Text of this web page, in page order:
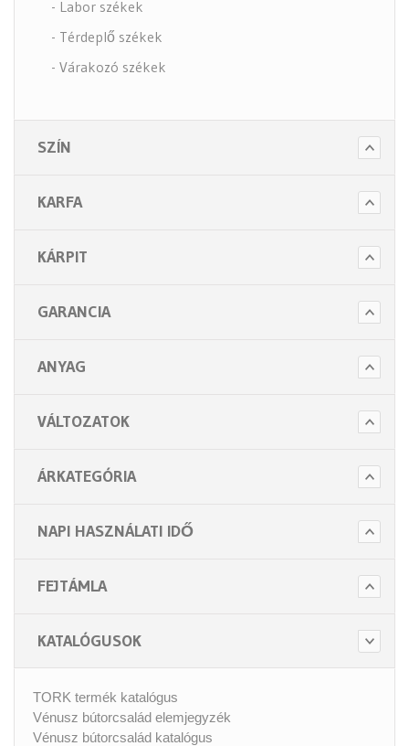
- Labor székek
- Térdeplő székek
- Várakozó székek
- Nagy teherbírású székek
Higiénia (14 alkategória)
SZÍN
KARFA
KÁRPIT
GARANCIA
ANYAG
VÁLTOZATOK
ÁRKATEGÓRIA
NAPI HASZNÁLATI IDŐ
FEJTÁMLA
KATALÓGUSOK
TORK termék katalógus
Vénusz bútorcsalád elemjegyzék
Vénusz bútorcsalád katalógus